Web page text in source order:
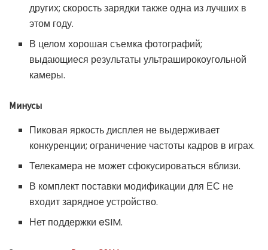
других; скорость зарядки также одна из лучших в
этом году.
В целом хорошая съемка фотографий;
выдающиеся результаты ультраширокоугольной
камеры.
Минусы
Пиковая яркость дисплея не выдерживает
конкуренции; ограничение частоты кадров в играх.
Телекамера не может сфокусироваться вблизи.
В комплект поставки модификации для ЕС не
входит зарядное устройство.
Нет поддержки eSIM.